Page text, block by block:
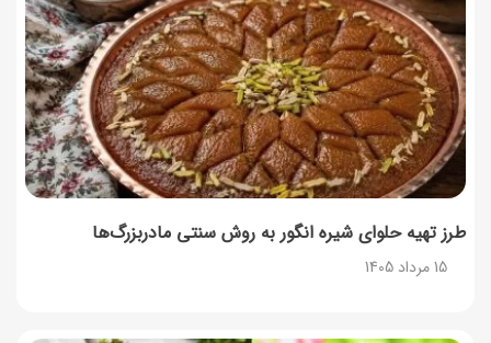
طرز تهیه حلوای شیره انگور به روش سنتی مادربزرگ‌ها
15 مرداد 1405
14 مرداد 1405
طرز تهیه آلبالو شور خانگی؛ خوش‌رنگ و بدون کپک
14 مرداد 1405
طرز تهیه پنکیک با شیره انگور؛ صبحانه‌ای سالم و انرژی‌بخش
14 مرداد 1405